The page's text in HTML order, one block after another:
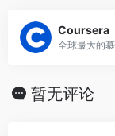
Coursera
全球最大的
暂无评论